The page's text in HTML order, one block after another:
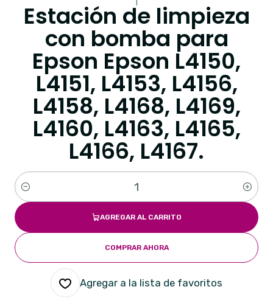
Estación de limpieza
con bomba para
Epson Epson L4150,
L4151, L4153, L4156,
L4158, L4168, L4169,
L4160, L4163, L4165,
L4166, L4167.
Cantidad
AGREGAR AL CARRITO
COMPRAR AHORA
Agregar a la lista de favoritos